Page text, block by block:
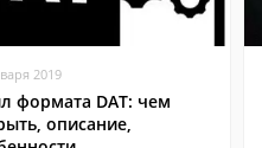
2019
формата DAT: чем
описание,